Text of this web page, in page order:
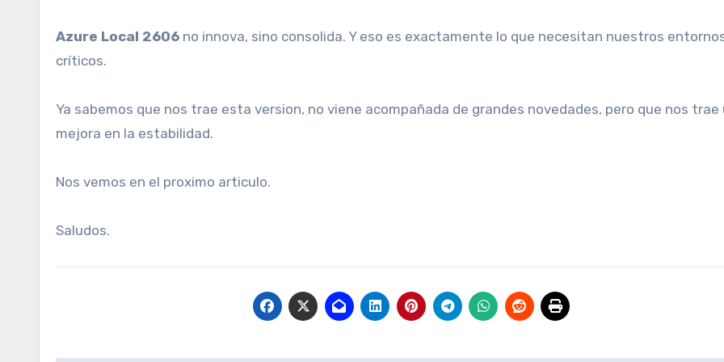
Azure Local 2606 no innova, sino consolida. Y eso es exactamente lo que necesitan nuestros
críticos.
Ya sabemos que nos trae esta version, no viene acompañada de grandes novedades, pero que nos trae
mejora en la estabilidad.
Nos vemos en el proximo articulo.
Saludos.